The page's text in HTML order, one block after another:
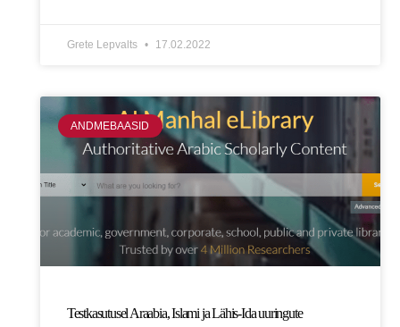
Grete Lepvalts 17.02.2022
ANDMEBAASID
Testkasutusel Araabia, Islami ja Lähis-Ida uuringute